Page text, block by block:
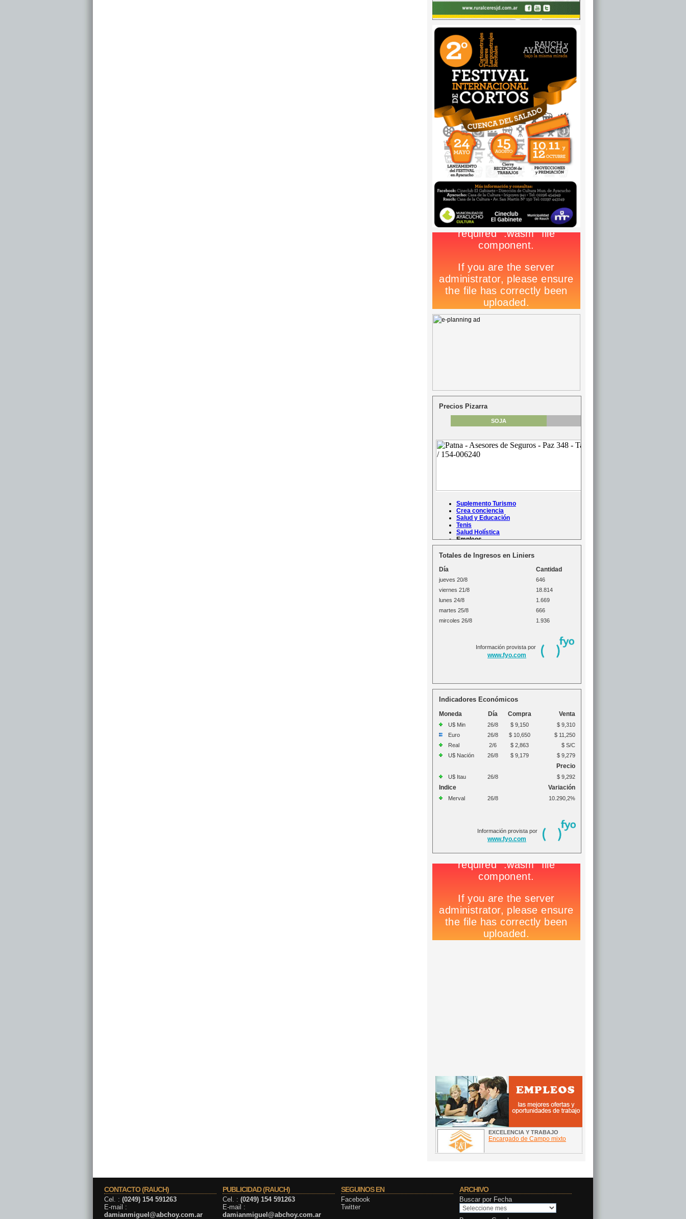
CONTACTO (RAUCH)
Cel. : (0249) 154 591263
E-mail :
damianmiguel@abchoy.com.ar
PUBLICIDAD (RAUCH)
Cel. : (0249) 154 591263
E-mail :
damianmiguel@abchoy.com.ar
SEGUINOS EN
Facebook
Twitter
ARCHIVO
Buscar por Fecha